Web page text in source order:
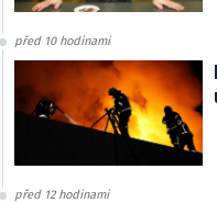
před 10 hodinami
před 12 hodinami